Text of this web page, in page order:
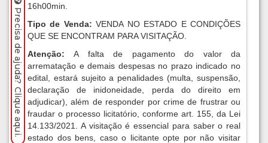
16h00min.
Tipo de Venda:VENDA NO ESTADO E CONDIÇÕES
QUE SE ENCONTRAM PARA VISITAÇÃO.
Atenção:A falta de pagamento do valor da
arrematação e demais despesas no prazo indicado no
edital, estará sujeito a penalidades (multa, suspensão,
declaração de inidoneidade, perda do direito em
adjudicar), além de responder por crime de frustrar ou
fraudar o processo licitatório, conforme art. 155, da Lei
14.133/2021. A visitação é essencial para saber o real
estado dos bens, caso o licitante opte por não visitar
Precisa de ajuda? Clique aqui.